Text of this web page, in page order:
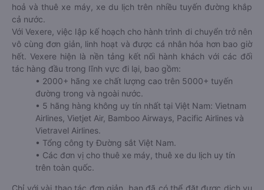
hoả và thuê xe máy, xe du lịch trên nhiều tuyến đường khắp
cả nước.
Với Vexere, việc lập kế hoạch cho hành trình di chuyển trở nên
vô cùng đơn giản, linh hoạt và được cá nhân hóa hơn bao giờ
hết. Vexere hiện là nền tảng kết nối hành khách với các đối
tác hàng đầu trong lĩnh vực đi lại, bao gồm:
• 2000+ hãng xe chất lượng cao trên 5000+ tuyến
đường trong và ngoài nước.
• 5 hãng hàng không uy tín nhất tại Việt Nam: Vietnam
Airlines, Vietjet Air, Bamboo Airways, Pacific Airlines và
Vietravel Airlines.
• Tổng công ty Đường sắt Việt Nam.
• Các đơn vị cho thuê xe máy, thuê xe du lịch uy tín
trên toàn quốc.
Chỉ với vài thao tác đơn giản, bạn đã có thể đặt được dịch vụ